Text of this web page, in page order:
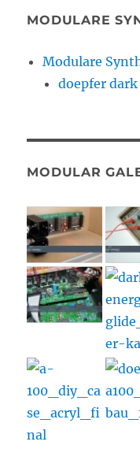
MODULARE
Modulare
doepfer
MODULAR